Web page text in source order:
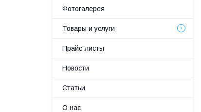
Фотогалерея
Товары и услуги
Прайс-листы
Новости
Статьи
О нас